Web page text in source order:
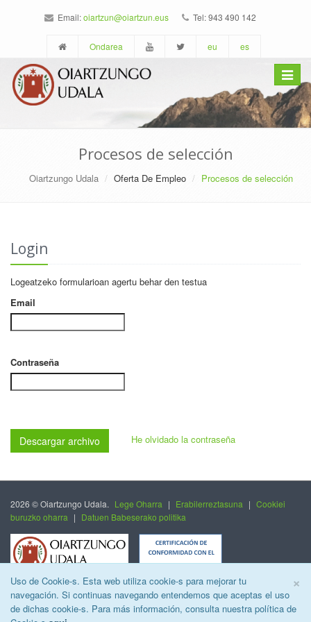
×
Uso de Cookie-s. Esta web utiliza cookie-s para mejorar tu
navegación. Si continuas navegando entendemos que aceptas el uso
de dichas cookie-s. Para más información, consulta nuestra política de
Email:oiartzun@oiartzun.eus Tel: 943 490 142
Ondarea eu es
Toggle
Procesos de selección
Oiartzungo Udala Oferta De Empleo Procesos de selección
Login
Logeatzeko formularioan agertu behar den testua
Email
Contraseña
Descargar archivo He olvidado la contraseña
2026 © Oiartzungo Udala. Lege Oharra | Erabilerreztasuna | Cookiei
buruzko oharra | Datuen Babeserako politika